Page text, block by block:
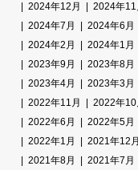
2024年12月
2024年11
2024年7月
2024年6月
2024年2月
2024年1月
2023年9月
2023年8月
2023年4月
2023年3月
2022年11月
2022年10
2022年6月
2022年5月
2022年1月
2021年12月
2021年8月
2021年7月